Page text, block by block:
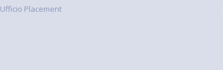
Ufficio Placement